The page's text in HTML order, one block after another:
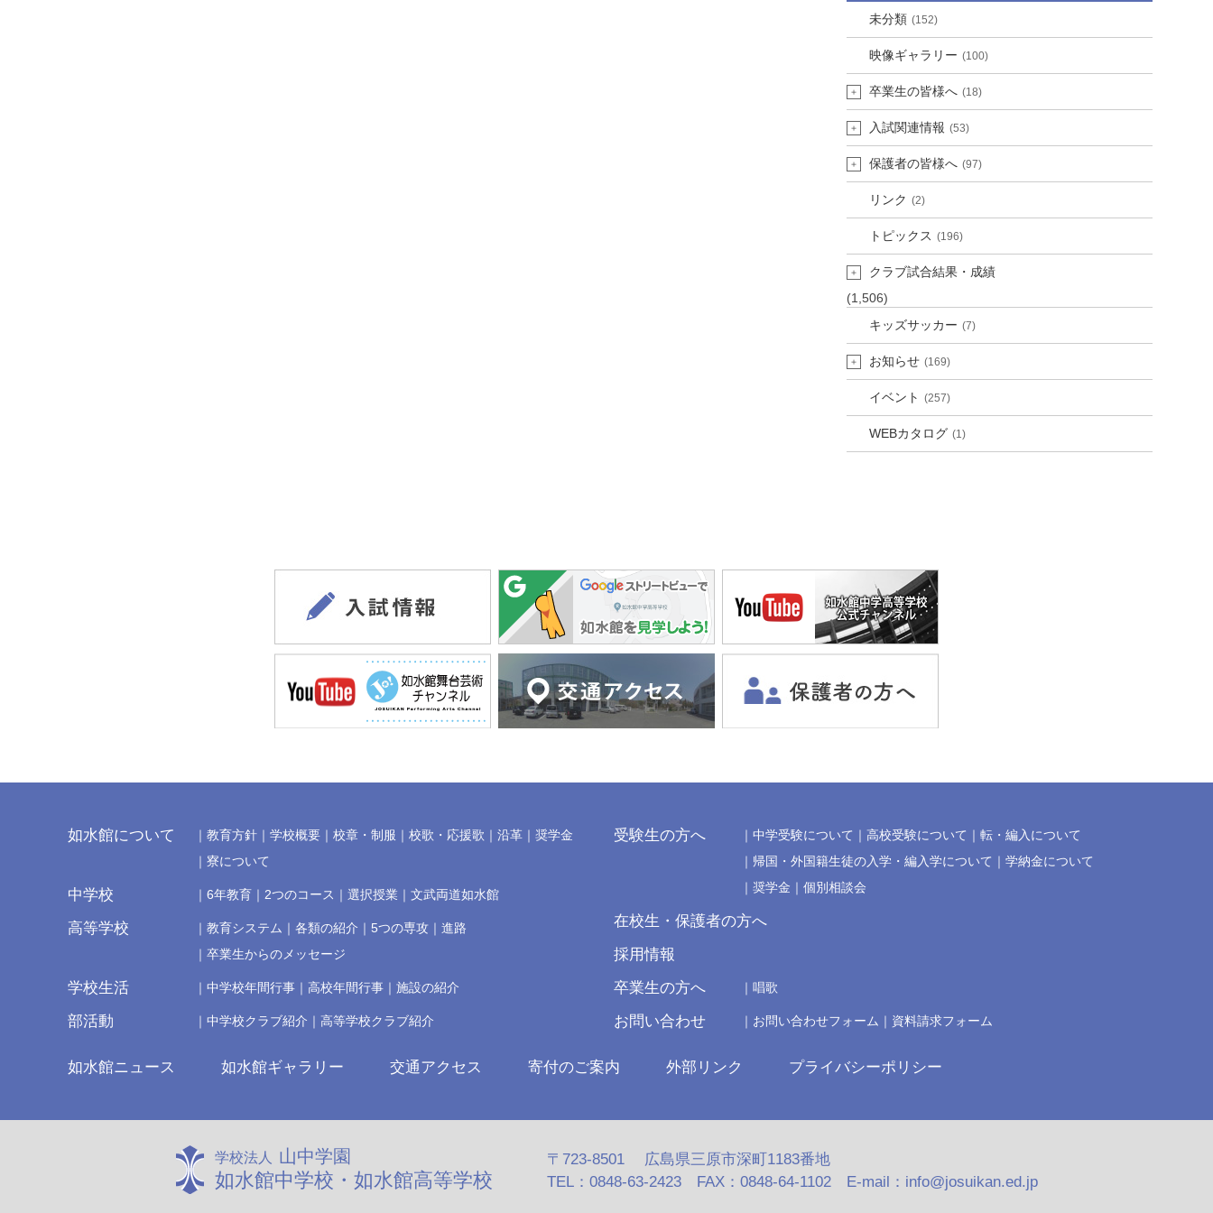
未分類 (152)
映像ギャラリー (100)
卒業生の皆様へ (18)
入試関連情報 (53)
保護者の皆様へ (97)
リンク (2)
トピックス (196)
クラブ試合結果・成績
(1,506)
キッズサッカー (7)
お知らせ (169)
イベント (257)
WEBカタログ (1)
如水館について 教育方針 学校概要 校章・制服 校歌・応援歌 沿革
奨学金
寮について
中学校 6年教育 2つのコース 選択授業 文武両道如水館
高等学校 教育システム 各類の紹介 5つの専攻
進路
卒業生からのメッセージ
学校生活 中学校年間行事 高校年間行事 施設の紹介
部活動 中学校クラブ紹介 高等学校クラブ紹介
受験生の方へ 中学受験について 高校受験について
転・編入について
帰国・外国籍生徒の入学・編入学について
学納金について
奨学金
個別相談会
在校生・保護者の方へ
採用情報
卒業生の方へ
唱歌
お問い合わせ お問い合わせフォーム 資料請求フォーム
如水館ニュース 如水館ギャラリー 交通アクセス 寄付のご案内 外部リンク プライバシーポリシー
学校法人 山中学園
如水館中学校・如水館高等学校
〒723-8501 広島県三原市深町1183番地
TEL：0848-63-2423 FAX：0848-64-1102 E-mail：info@josuikan.ed.jp